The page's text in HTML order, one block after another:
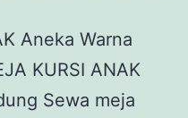
Aneka Warna
KURSI ANAK
Sewa meja